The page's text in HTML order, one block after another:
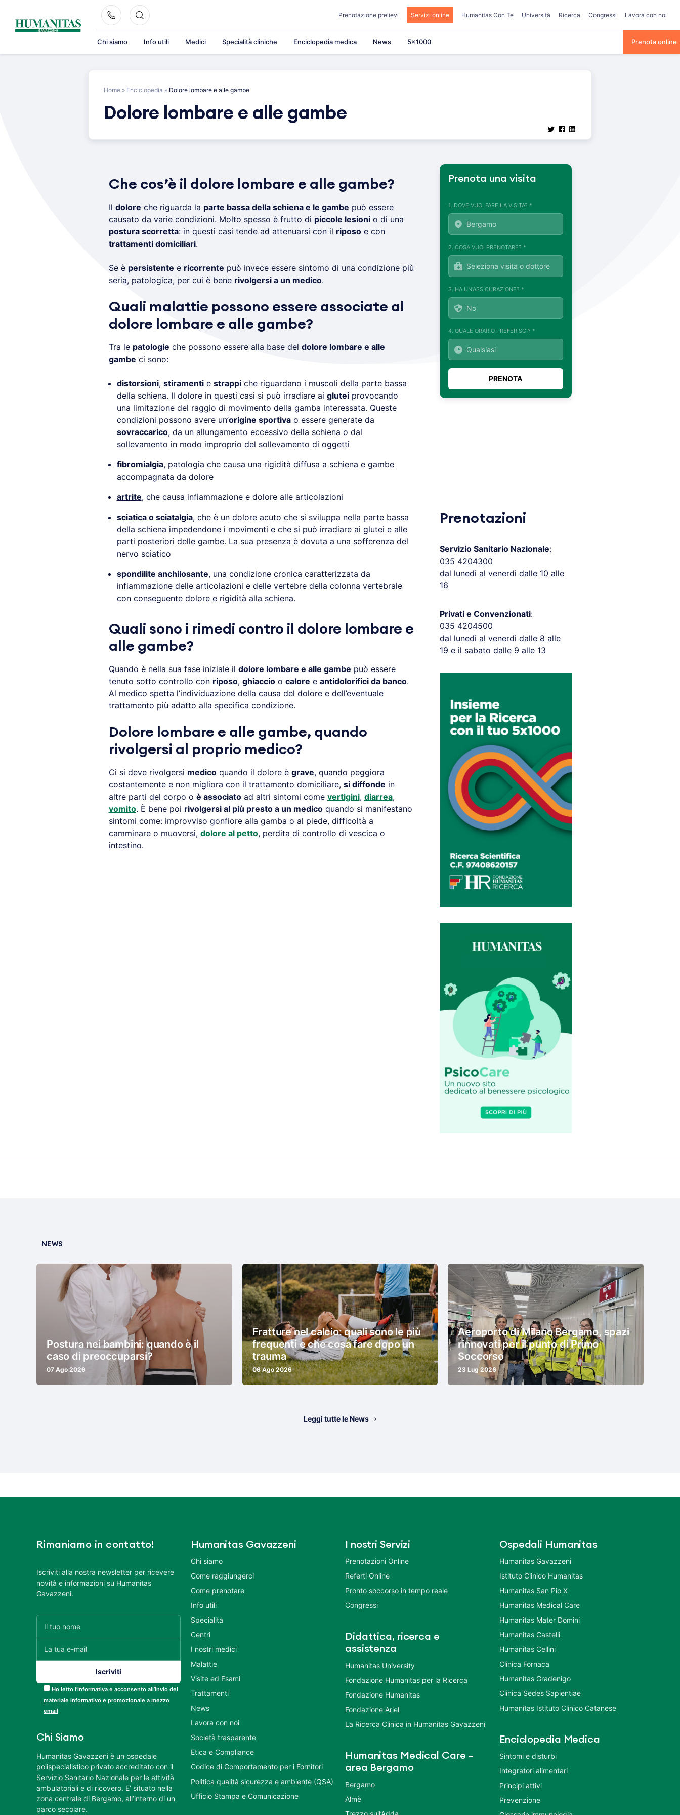
content
Prenotazione prelievi Servizi online Humanitas Con Te Università Ricerca Congressi Lavora con noi
Chi siamo Info utili Medici Specialità cliniche Enciclopedia medica News 5×1000 Prenota online
Home » Enciclopedia » Dolore lombare e alle gambe
Dolore lombare e alle gambe
Che cos’è il dolore lombare e alle gambe?
Il dolore che riguarda la parte bassa della schiena e le gambe può essere
causato da varie condizioni. Molto spesso è frutto di piccole lesionio di una
postura scorretta: in questi casi tende ad attenuarsi con il riposoe con
trattamenti domiciliari.
Se è persistente e ricorrente può invece essere sintomo di una condizione più
seria, patologica, per cui è bene rivolgersi a un medico.
Quali malattie possono essere associate al
dolore lombare e alle gambe?
Tra le patologie che possono essere alla base del dolore lombare e alle
gambe ci sono:
distorsioni, stiramentie strappiche riguardano i muscoli della parte bassa
della schiena. Il dolore in questi casi si può irradiare ai gluteiprovocando
una limitazione del raggio di movimento della gamba interessata. Queste
condizioni possono avere un’origine sportivao essere generate da
sovraccarico, da un allungamento eccessivo della schiena o dal
sollevamento in modo improprio del sollevamento di oggetti
fibromialgia, patologia che causa una rigidità diffusa a schiena e gambe
accompagnata da dolore
artrite, che causa infiammazione e dolore alle articolazioni
sciatica o sciatalgia, che è un dolore acuto che si sviluppa nella parte bassa
della schiena impedendone i movimenti e che si può irradiare ai glutei e alle
parti posteriori delle gambe. La sua presenza è dovuta a una sofferenza del
nervo sciatico
spondilite anchilosante, una condizione cronica caratterizzata da
infiammazione delle articolazioni e delle vertebre della colonna vertebrale
con conseguente dolore e rigidità alla schiena.
Quali sono i rimedi contro il dolore lombare e
alle gambe?
Quando è nella sua fase iniziale il dolore lombare e alle gambe può essere
tenuto sotto controllo con riposo, ghiaccioo calore e antidolorifici da banco.
Al medico spetta l’individuazione della causa del dolore e dell’eventuale
trattamento più adatto alla specifica condizione.
Dolore lombare e alle gambe, quando
rivolgersi al proprio medico?
Ci si deve rivolgersi medicoquando il dolore è grave, quando peggiora
costantemente e non migliora con il trattamento domiciliare, si diffonde in
altre parti del corpo o è associatoad altri sintomi come vertigini, diarrea,
vomito. È bene poi rivolgersi al più presto a un medicoquando si manifestano
sintomi come: improvviso gonfiore alla gamba o al piede, difficoltà a
camminare o muoversi, dolore al petto, perdita di controllo di vescica o
intestino.
Prenota una visita
1. DOVE VUOI FARE LA VISITA? *
2. COSA VUOI PRENOTARE? *
3. HA UN'ASSICURAZIONE? *
4. QUALE ORARIO PREFERISCI? *
Prenotazioni
Servizio Sanitario Nazionale:
035 4204300
dal lunedì al venerdì dalle 10 alle
16
Privati e Convenzionati:
035 4204500
dal lunedì al venerdì dalle 8 alle
19 e il sabato dalle 9 alle 13
NEWS
Postura nei bambini: quando è il
caso di preoccuparsi?
07 Ago 2026
Fratture nel calcio: quali sono le più
frequenti e che cosa fare dopo un
trauma
06 Ago 2026
Aeroporto di Milano Bergamo, spazi
rinnovati per il punto di Primo
Soccorso
23 Lug 2026
Leggi tutte le News
Rimaniamo in contatto!
Iscriviti alla nostra newsletter per ricevere
novità e informazioni su Humanitas
Gavazzeni.
Ho letto l’informativa e acconsento all’invio del
materiale informativo e promozionale a mezzo
email
Chi Siamo
Humanitas Gavazzeni è un ospedale
polispecialistico privato accreditato con il
Servizio Sanitario Nazionale per le attività
ambulatoriali e di ricovero. E’ situato nella
zona centrale di Bergamo, all’interno di un
parco secolare.
Humanitas Gavazzeni
Chi siamo
Come raggiungerci
Come prenotare
Info utili
Specialità
Centri
I nostri medici
Malattie
Visite ed Esami
Trattamenti
News
Lavora con noi
Società trasparente
Etica e Compliance
Codice di Comportamento per i Fornitori
Politica qualità sicurezza e ambiente (QSA)
Ufficio Stampa e Comunicazione
I nostri Servizi
Prenotazioni Online
Referti Online
Pronto soccorso in tempo reale
Congressi
Didattica, ricerca e
assistenza
Humanitas University
Fondazione Humanitas per la Ricerca
Fondazione Humanitas
Fondazione Ariel
La Ricerca Clinica in Humanitas Gavazzeni
Humanitas Medical Care –
area Bergamo
Bergamo
Almè
Ospedali Humanitas
Humanitas Gavazzeni
Istituto Clinico Humanitas
Humanitas San Pio X
Humanitas Medical Care
Humanitas Mater Domini
Humanitas Castelli
Humanitas Cellini
Clinica Fornaca
Humanitas Gradenigo
Clinica Sedes Sapientiae
Humanitas Istituto Clinico Catanese
Enciclopedia Medica
Sintomi e disturbi
Integratori alimentari
Principi attivi
Prevenzione